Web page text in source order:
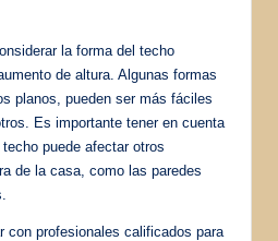
la forma del techo
de altura. Algunas formas
planos, pueden ser más fáciles
Es importante tener en cuenta
puede afectar otros
de la casa, como las paredes
con profesionales calificados para